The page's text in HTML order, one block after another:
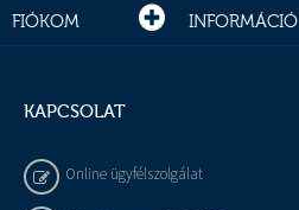
FIÓKOM INFORMÁCIÓ
KAPCSOLAT
Online ügyfélszolgálat